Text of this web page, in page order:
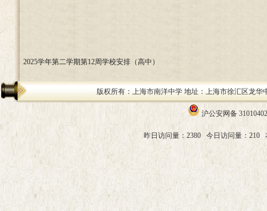
2025学年第二学期第12周学校安排（高中）
版权所有：上海市南洋中学 地址：上海市徐汇区龙华
沪公安网备
昨日访问量：2380 今日访问量：210